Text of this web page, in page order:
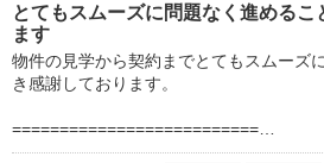
とてもスムーズに問題なく進めるこ
ます
物件の見学から契約までとてもスムーズ
き感謝しております。
==========================…